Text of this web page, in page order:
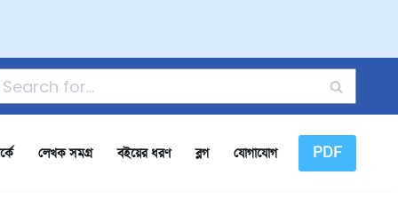
লেখক সমগ্র বইয়ের ধরণ ব্লগ যোগাযোগ PDF